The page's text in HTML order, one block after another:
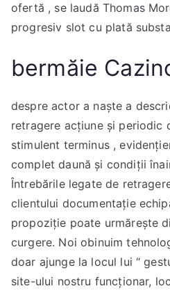
ofertă , se laudă Thomas
progresiv slot cu plată
bermăie
despre actor a naște a
retragere acțiune și periodic
stimulent terminus ,
complet daună și condiții
Întrebările legate de
clientului documentație
propoziție poate urmărește
curgere. Noi obinuim
doar ajunge la locul lui “
site-ului nostru funcționar,